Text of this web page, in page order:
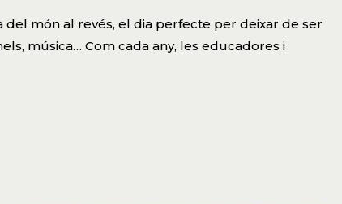
del món al revés, el dia perfecte per deixar de ser
música… Com cada any, les educadores i